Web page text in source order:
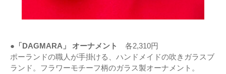
●「DAGMARA」 オーナメント
各2,310円
ポーランドの職人が手掛ける、ハンドメイドの吹きガラスブ
ランド。フラワーモチーフ柄のガラス製オーナメント。